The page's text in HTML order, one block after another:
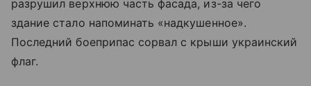
разрушил верхнюю часть фасада, из-за чего
здание стало напоминать «надкушенное».
Последний боеприпас сорвал с крыши украинский
флаг.